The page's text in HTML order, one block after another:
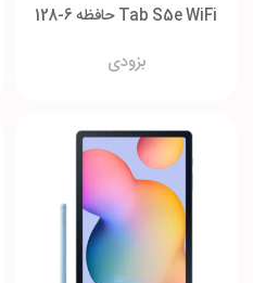
Tab S5e WiFi حافظه 6-128
بزودی